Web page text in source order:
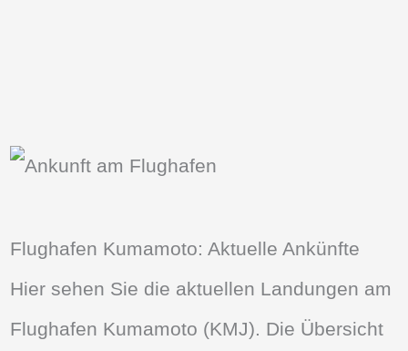
Flughafen Kumamoto: Aktuelle Ankünfte
Hier sehen Sie die aktuellen Landungen am
Flughafen Kumamoto (KMJ). Die Übersicht